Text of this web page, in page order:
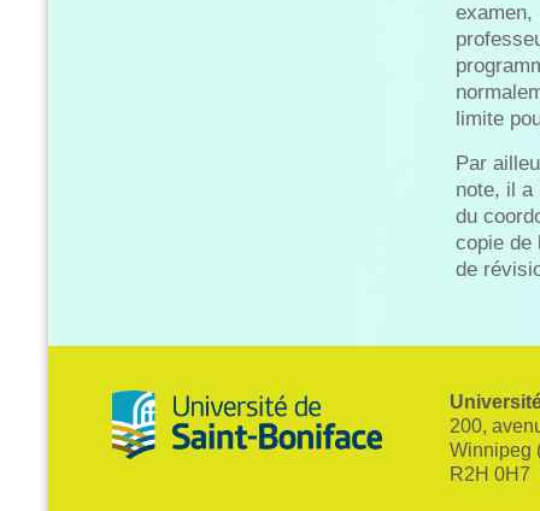
examen,
limite
Par
note, il a
du
copie de
de
200,
Winnipeg
R2H 0H7